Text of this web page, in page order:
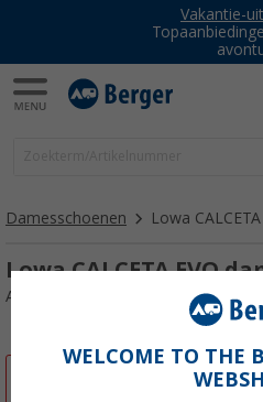
Vakantie-
Damesschoenen Lowa
Lowa CALCETA EVO
Artikelnr: 5687807,5
WELCOME TO THE